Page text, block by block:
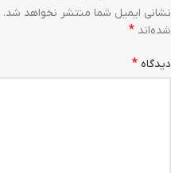
نشانی ایمیل شما منتشر نخواهد شد.
شده‌اند*
دیدگاه*